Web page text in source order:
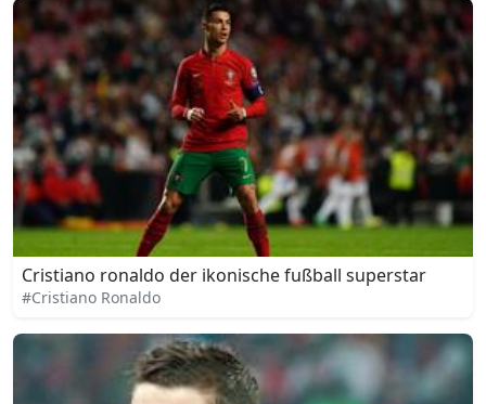
Cristiano ronaldo der ikonische fußball superstar
#Cristiano Ronaldo